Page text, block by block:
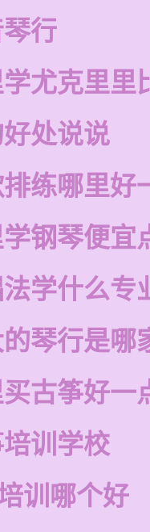
行
尤克里里
处说说
练哪里好
钢琴便宜
学什么专
琴行是哪
古筝好一
训学校
训哪个好